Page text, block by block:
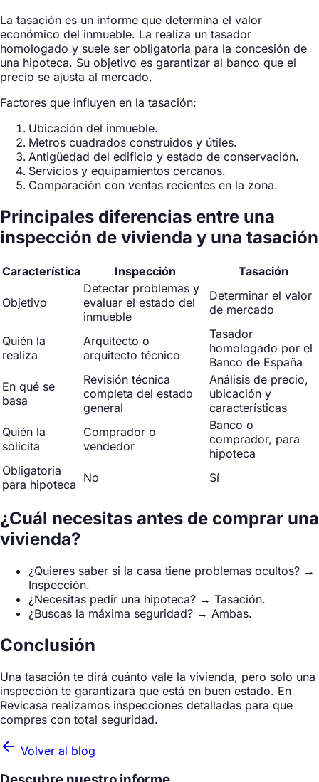
La tasación es un informe que determina el valor
económico del inmueble. La realiza un tasador
homologado y suele ser obligatoria para la concesión de
una hipoteca. Su objetivo es garantizar al banco que el
precio se ajusta al mercado.
Factores que influyen en la tasación:
Ubicación del inmueble.
Metros cuadrados construidos y útiles.
Antigüedad del edificio y estado de conservación.
Servicios y equipamientos cercanos.
Comparación con ventas recientes en la zona.
Principales diferencias entre una
inspección de vivienda y una tasación
Característica Inspección Tasación
Objetivo
Detectar problemas y
evaluar el estado del
inmueble
Determinar el valor
de mercado
Quién la
realiza
Arquitecto o
arquitecto técnico
Tasador
homologado por el
Banco de España
En qué se
basa
Revisión técnica
completa del estado
general
Análisis de precio,
ubicación y
características
Quién la
solicita
Comprador o
vendedor
Banco o
comprador, para
hipoteca
Obligatoria
para hipoteca No Sí
¿Cuál necesitas antes de comprar una
vivienda?
¿Quieres saber si la casa tiene problemas ocultos? →
Inspección.
¿Necesitas pedir una hipoteca? → Tasación.
¿Buscas la máxima seguridad? → Ambas.
Conclusión
Una tasación te dirá cuánto vale la vivienda, pero solo una
inspección te garantizará que está en buen estado. En
Revicasa realizamos inspecciones detalladas para que
compres con total seguridad.
Volver al blog